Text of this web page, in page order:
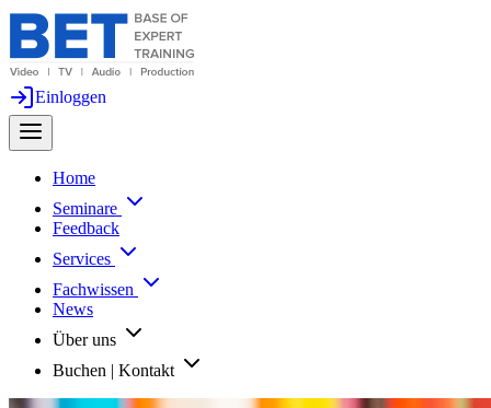
Einloggen
Home
Seminare
Feedback
Services
Fachwissen
News
Über uns
Buchen | Kontakt